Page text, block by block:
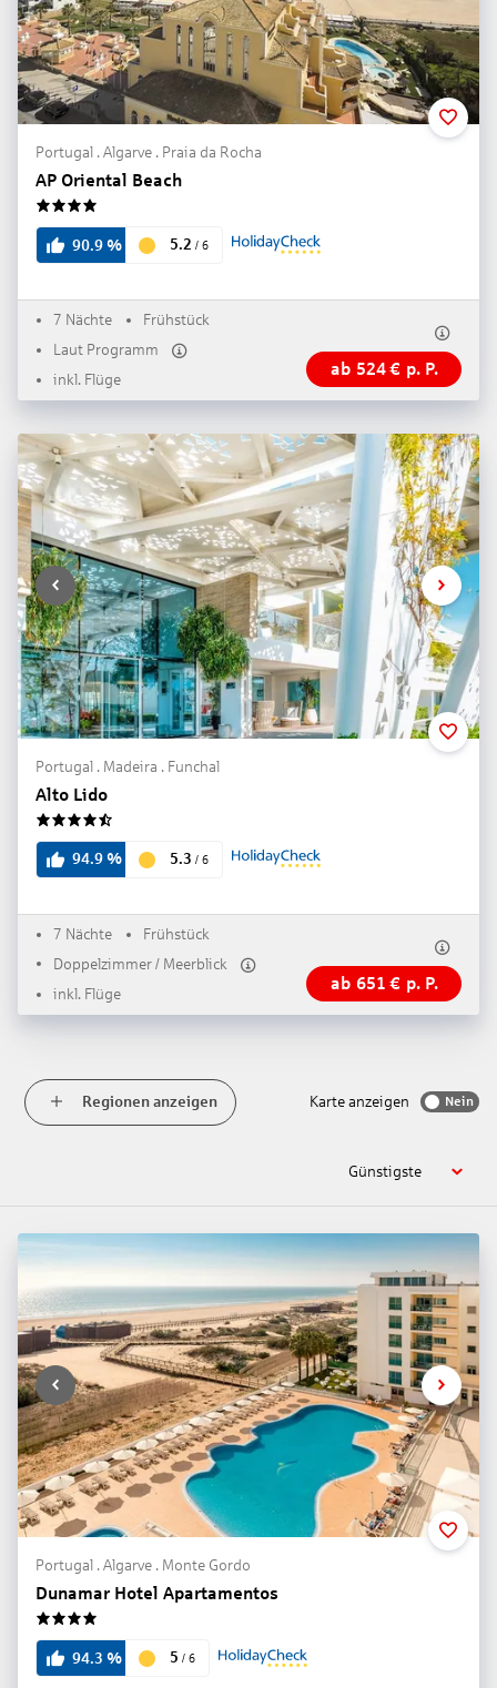
Portugal . Algarve . Praia da Rocha
AP Oriental Beach
4
90.9% 5.2 / 6
7 Nächte
Frühstück
Laut Programm
inkl. Flüge
ab 524€ p. P.
Portugal . Madeira . Funchal
Alto Lido
94.9% 5.3 / 6
7 Nächte
Frühstück
Doppelzimmer / Meerblick
inkl. Flüge
ab 651 € p. P.
Regionen anzeigen Karte anzeigen Nein
Günstigste
Portugal . Algarve . Monte Gordo
Dunamar Hotel Apartamentos
4
94.3 % 5 / 6